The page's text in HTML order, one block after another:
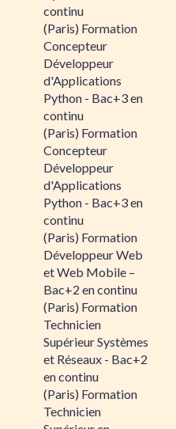
continu
(Paris) Formation
Concepteur
Développeur
d'Applications
Python - Bac+3 en
continu
(Paris) Formation
Concepteur
Développeur
d'Applications
Python - Bac+3 en
continu
(Paris) Formation
Développeur Web
et Web Mobile –
Bac+2 en continu
(Paris) Formation
Technicien
Supérieur Systèmes
et Réseaux - Bac+2
en continu
(Paris) Formation
Technicien